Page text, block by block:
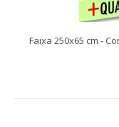
Compras
facilitam a
Faixa 250x65 cm -